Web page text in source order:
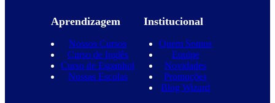
Aprendizagem
Nossos Cursos
Curso de Inglês
Curso de Espanhol
Nossas Escolas
Institucional
Quem Somos
Equipe
Novidades
Promoções
Blog Wizard